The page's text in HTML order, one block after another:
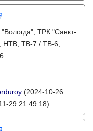
ТРК "Санкт-
НТВ, ТВ-7 / ТВ-6,
(2024-10-26
29 21:49:18)